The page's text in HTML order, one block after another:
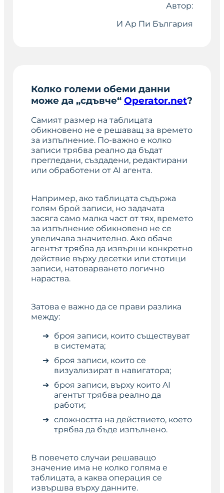
Автор:
И Ар Пи България
Колко големи обеми данни
може да „сдъвче“ Operator.net?
Самият размер на таблицата
обикновено не е решаващ за времето
за изпълнение. По-важно е колко
записи трябва реално да бъдат
прегледани, създадени, редактирани
или обработени от AI агента.
Например, ако таблицата съдържа
голям брой записи, но задачата
засяга само малка част от тях, времето
за изпълнение обикновено не се
увеличава значително. Ако обаче
агентът трябва да извърши конкретно
действие върху десетки или стотици
записи, натоварването логично
нараства.
Затова е важно да се прави разлика
между:
броя записи, които съществуват
в системата;
броя записи, които се
визуализират в навигатора;
броя записи, върху които AI
агентът трябва реално да
работи;
сложността на действието, което
трябва да бъде изпълнено.
В повечето случаи решаващо
значение има не колко голяма е
таблицата, а каква операция се
извършва върху данните.